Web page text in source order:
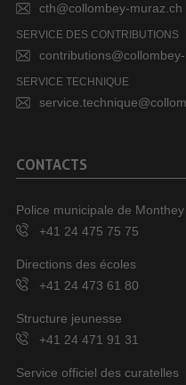
cth@collombey-muraz.ch
SERVICE DES CONTRIBUTIONS
SERVICE TECHNIQUE
CONTACTS
Police municipale de Monthey
+41 24 475 75 75
Directions des écoles
+41 24 473 61 80
Structure jeunesse
+41 24 471 91 31
Service officiel des curatelles